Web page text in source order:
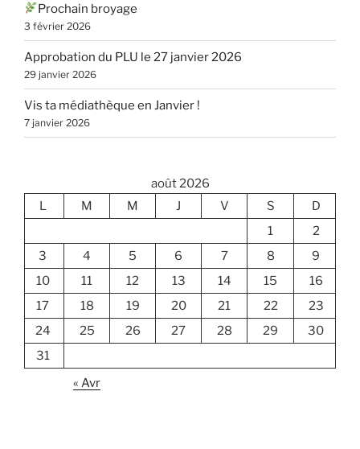
Prochain broyage
3 février 2026
Approbation du PLU le 27 janvier 2026
29 janvier 2026
Vis ta médiathèque en Janvier !
7 janvier 2026
août 2026
L
M M J V S
D
1
2
3
4 5 6 7 8
9
10
11 12 13 14 15
16
17
18 19 20 21 22
23
24
25 26 27 28 29
30
31
« Avr